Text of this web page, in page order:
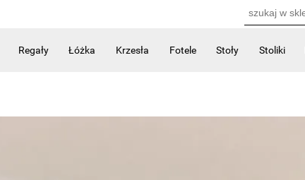
Regały Łóżka Krzesła Fotele Stoły Stoliki